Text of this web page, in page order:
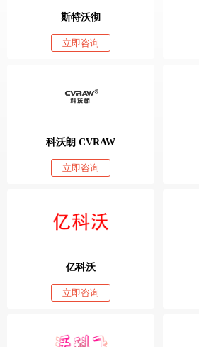
斯特沃彻
立即咨询
科沃朗 CVRAW
立即咨询
亿科沃
立即咨询